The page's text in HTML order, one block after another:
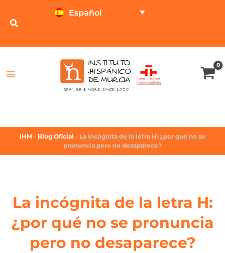
Español
IHM - Blog Oficial - La incógnita de la letra H: ¿por qué no se
pronuncia pero no desaparece?
La incógnita de la letra H:
¿por qué no se pronuncia
pero no desaparece?